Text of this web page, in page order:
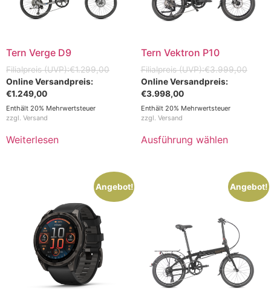
Tern Verge D9
€1.299,00
€1.249,00
Enthält 20% Mehrwertsteuer
zzgl. Versand
Weiterlesen
Tern Vektron P10
€3.999,00
€3.998,00
Enthält 20% Mehrwertsteuer
zzgl. Versand
Ausführung wählen
Angebot! Angebot!